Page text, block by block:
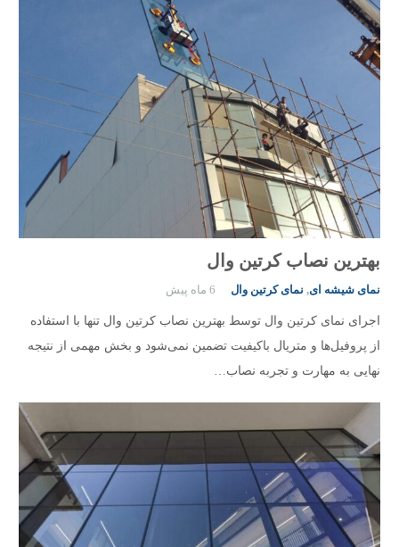
بهترین نصاب کرتین وال
نمای شیشه ای, نمای کرتین وال 6 ماه پیش
اجرای نمای کرتین وال توسط بهترین نصاب کرتین وال تنها با استفاده
از پروفیل‌ها و متریال باکیفیت تضمین نمی‌شود و بخش مهمی از نتیجه
نهایی به مهارت و تجربه نصاب…